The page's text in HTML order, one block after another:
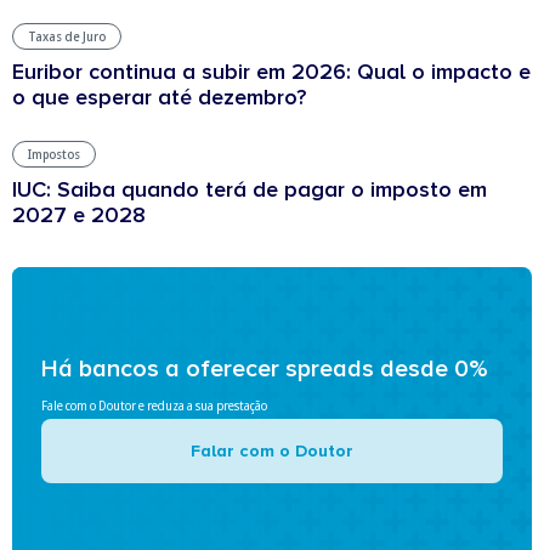
Taxas de Juro
Euribor continua a subir em 2026: Qual o impacto e
o que esperar até dezembro?
Impostos
IUC: Saiba quando terá de pagar o imposto em
2027 e 2028
Há bancos a oferecer spreads desde 0%
Fale com o Doutor e reduza a sua prestação
Falar com o Doutor